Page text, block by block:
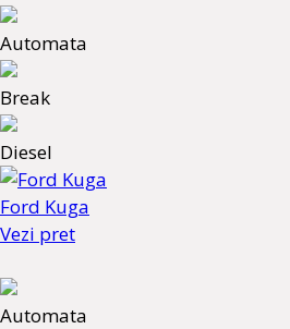
Automata
Break
Diesel
Ford Kuga
Vezi pret
Automata